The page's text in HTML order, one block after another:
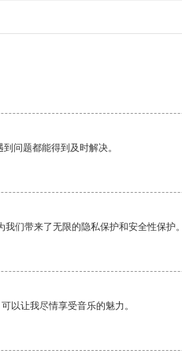
问题都能得到及时解决。
我们带来了无限的隐私保护和安全性保护
以让我尽情享受音乐的魅力。